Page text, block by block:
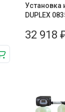
Установка
DUPLEX
32 918